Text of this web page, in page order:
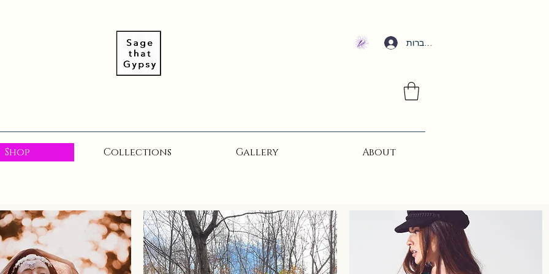
להתחברות
Shop Collections Gallery About